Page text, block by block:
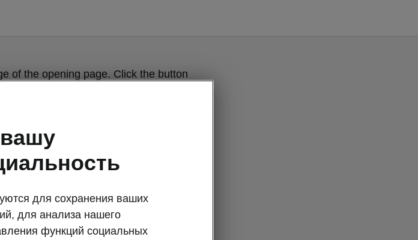
of the opening page. Click the button
для сохранения ваших
для анализа нашего
функций социальных